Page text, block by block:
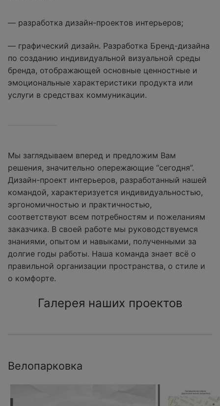
— разработка дизайн-проектов интерьеров;
— графический дизайн. Разработка Бренд-дизайна
по созданию индивидуальной визуальной среды
бренда, отображающей основные ценностные и
эмоциональные характеристики продукта или
услуги в средствах коммуникации.
Мы заглядываем вперед и предложим Вам
решения, значительно опережающие “сегодня”.
Дизайн-проект интерьеров, разработанный нашей
командой, характеризуется индивидуальностью,
эргономичностью и практичностью,
соответствуют всем потребностям и пожеланиям
заказчика. В своей работе мы руководствуемся
знаниями, опытом и навыками, полученными за
долгие годы работы. Наша команда знает всё о
правильной организации пространства, о стиле и
о комфорте.
Галерея наших проектов
Велопарковка